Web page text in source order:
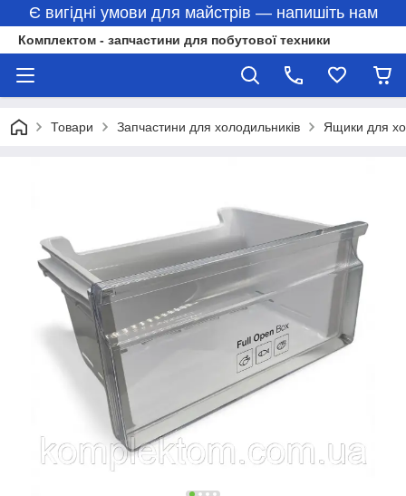
Є вигідні умови для майстрів — напишіть нам
Комплектом - запчастини для побутової техники
Товари Запчастини для холодильників Ящики для